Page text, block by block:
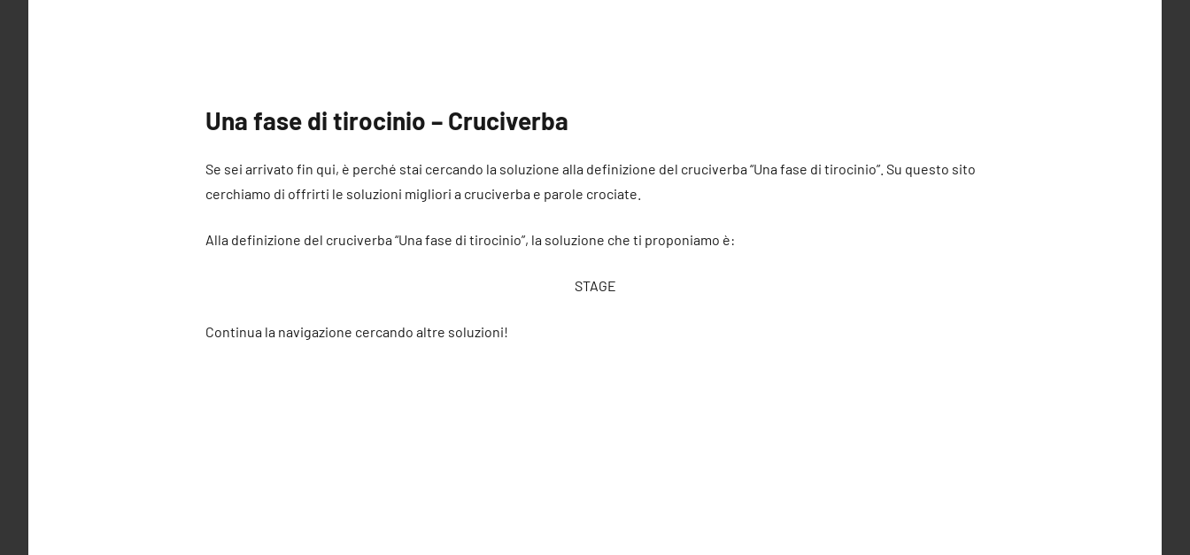
Una fase di tirocinio – Cruciverba
Se sei arrivato fin qui, è perché stai cercando la soluzione alla definizione del cruciverba “Una fase di tirocinio”. Su questo sito
cerchiamo di offrirti le soluzioni migliori a cruciverba e parole crociate.
Alla definizione del cruciverba “Una fase di tirocinio”, la soluzione che ti proponiamo è:
STAGE
Continua la navigazione cercando altre soluzioni!